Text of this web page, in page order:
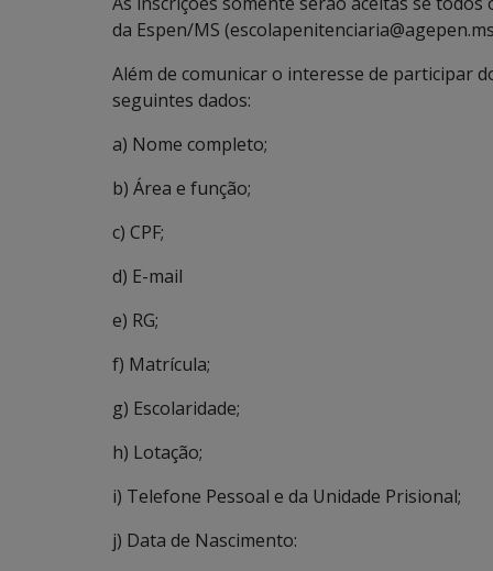
da Espen/MS
Além de comunicar o interesse de participar
seguintes dados:
a) Nome completo;
b) Área e função;
c) CPF;
d) E-mail
e) RG;
f) Matrícula;
g) Escolaridade;
h) Lotação;
i) Telefone Pessoal e da Unidade Prisional;
j) Data de Nascimento: